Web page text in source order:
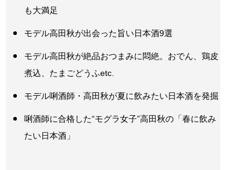
も大満足
モデル高田秋が出会った旨い日本酒9選
モデル高田秋が絶品おつまみに悶絶。おでん、鶏皮
煮込、たまごどうふetc.
モデル唎酒師・高田秋が夏に飲みたい日本酒を発掘
唎酒師に合格した“モグラ女子”高田秋の「春に飲み
たい日本酒」